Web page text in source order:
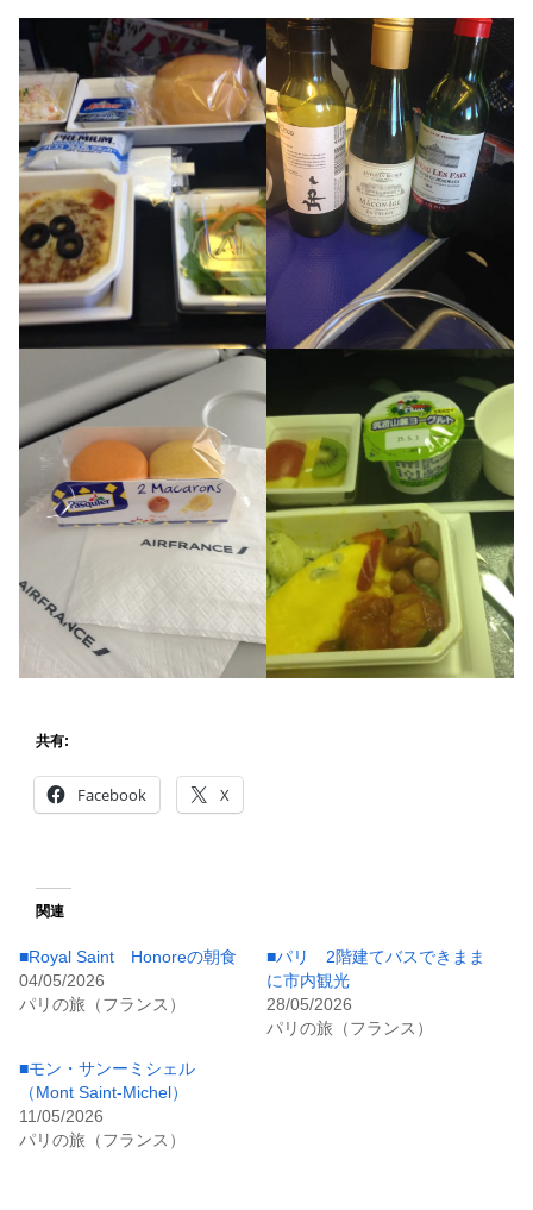
共有:
Facebook X
関連
■Royal Saint Honoreの朝食
04/05/2026
パリの旅（フランス）
■パリ 2階建てバスできまま
に市内観光
28/05/2026
パリの旅（フランス）
■モン・サンーミシェル
（Mont Saint-Michel）
11/05/2026
パリの旅（フランス）